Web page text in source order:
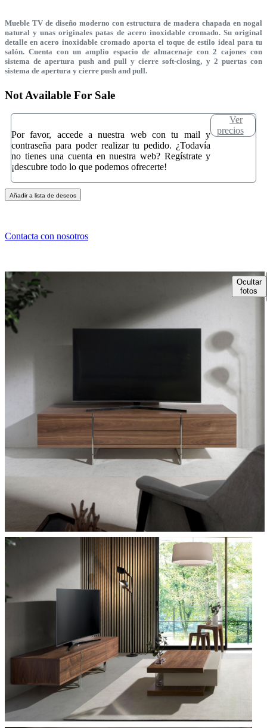
Mueble TV de diseño moderno con estructura de madera chapada en nogal
natural y unas originales patas de acero inoxidable cromado. Su original
detalle en acero inoxidable cromado aporta el toque de estilo ideal para tu
salón. Cuenta con un amplio espacio de almacenaje con 2 cajones con
sistema de apertura push and pull y cierre soft-closing, y 2 puertas con
sistema de apertura y cierre push and pull.
Not Available For Sale
Por favor, accede a nuestra web con tu mail y
contraseña para poder realizar tu pedido. ¿Todavía
no tienes una cuenta en nuestra web? Regístrate y
¡descubre todo lo que podemos ofrecerte!
Ver
precios
Añadir a lista de deseos
Contacta con nosotros
Ocultar
fotos